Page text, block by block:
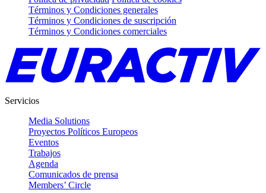
Términos y Condiciones generales
Términos y Condiciones de suscripción
Términos y Condiciones comerciales
Servicios
Media Solutions
Proyectos Políticos Europeos
Eventos
Trabajos
Agenda
Comunicados de prensa
Members’ Circle